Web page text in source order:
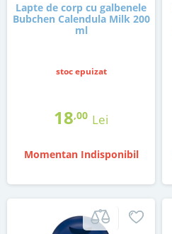
Lapte de corp cu galbenele
Bubchen Calendula Milk 200
ml
stoc epuizat
18,00 Lei
Momentan Indisponibil